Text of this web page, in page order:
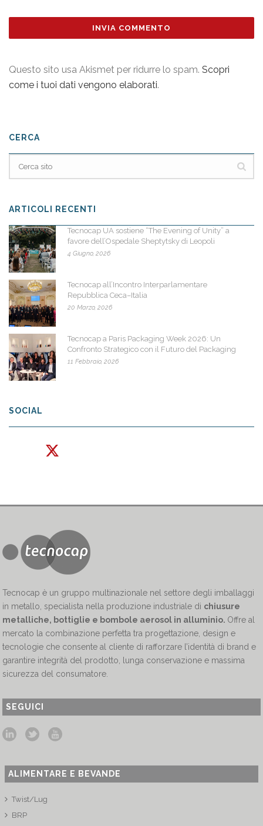
Questo sito usa Akismet per ridurre lo spam. Scopri
come i tuoi dati vengono elaborati.
CERCA
ARTICOLI RECENTI
Tecnocap UA sostiene “The Evening of Unity” a
favore dell’Ospedale Sheptytsky di Leopoli
4 Giugno, 2026
Tecnocap all’Incontro Interparlamentare
Repubblica Ceca–Italia
20 Marzo, 2026
Tecnocap a Paris Packaging Week 2026: Un
Confronto Strategico con il Futuro del Packaging
11 Febbraio, 2026
SOCIAL
Tecnocap è un gruppo multinazionale nel settore degli imballaggi
in metallo, specialista nella produzione industriale di chiusure
metalliche, bottiglie e bombole aerosol in alluminio. Offre al
mercato la combinazione perfetta tra progettazione, design e
tecnologie che consente al cliente di rafforzare l’identità di brand e
garantire integrità del prodotto, lunga conservazione e massima
sicurezza del consumatore.
SEGUICI
ALIMENTARE E BEVANDE
Twist/Lug
BRP